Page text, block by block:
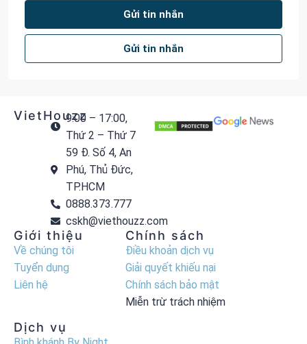
Gửi tin nhắn
Gửi tin nhắn
VietHouzz9:00 – 17:00,
Thứ 2 – Thứ 7
59 Đ. Số 4, An
Phú, Thủ Đức,
TP.HCM
0888.373.777
cskh@viethouzz.com
Giới thiệu
Về chúng tôi
Tuyển dụng
Liên hệ
Chính sách
Điều khoản dịch vụ
Giải quyết khiếu nại
Chính sách bảo mật
Miễn trừ trách nhiệm
Dịch vụ